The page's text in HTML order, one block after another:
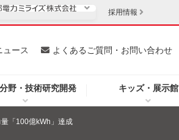
野・技術研究開発 キッズ・展示館
ュース よくあるご質問・お問い合わせ
安定供給
法人のお客さま
採用情報
「100億kWh」達成